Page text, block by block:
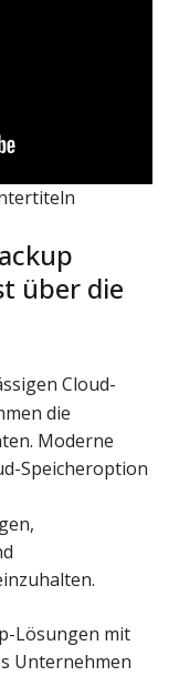
über die
Cloud-
die
Moderne
Speicheroption
Lösungen mit
Unternehmen